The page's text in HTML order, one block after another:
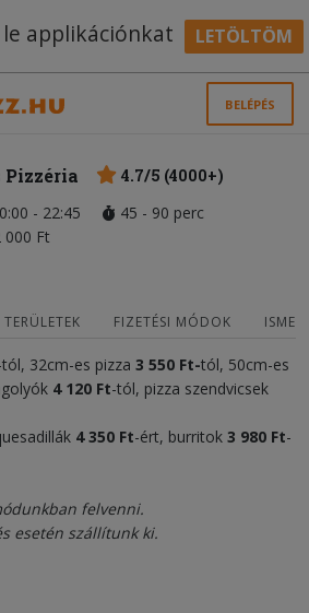
applikációnkat LETÖLTÖM
BELÉPÉS
Pizzéria
4.7/5 (4000+)
- 22:45
45 - 90 perc
Ft
FIZETÉSI MÓDOK
tól, 32cm-es pizza 3 550 Ft-tól, 50cm-es
4 120 Ft-tól, pizza szendvicsek
4350 Ft-ért, burritok 3 980 Ft-
felvenni.
esetén szállítunk ki.